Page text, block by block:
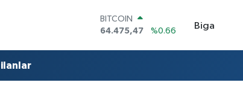
DOLAR
47,5971
%0.05
64,2534
%0.22
Biga
ilanlar